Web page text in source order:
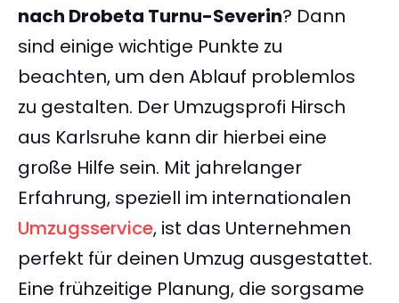
nach Drobeta Turnu-Severin? Dann
sind einige wichtige Punkte zu
beachten, um den Ablauf problemlos
zu gestalten. Der Umzugsprofi Hirsch
aus Karlsruhe kann dir hierbei eine
große Hilfe sein. Mit jahrelanger
Erfahrung, speziell im internationalen
Umzugsservice, ist das Unternehmen
perfekt für deinen Umzug ausgestattet.
Eine frühzeitige Planung, die sorgsame